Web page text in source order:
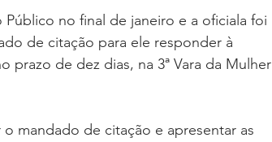
no final de janeiro e a oficiala foi
de citação para ele responder à
prazo de dez dias, na 3ª Vara da Mulher
mandado de citação e apresentar as